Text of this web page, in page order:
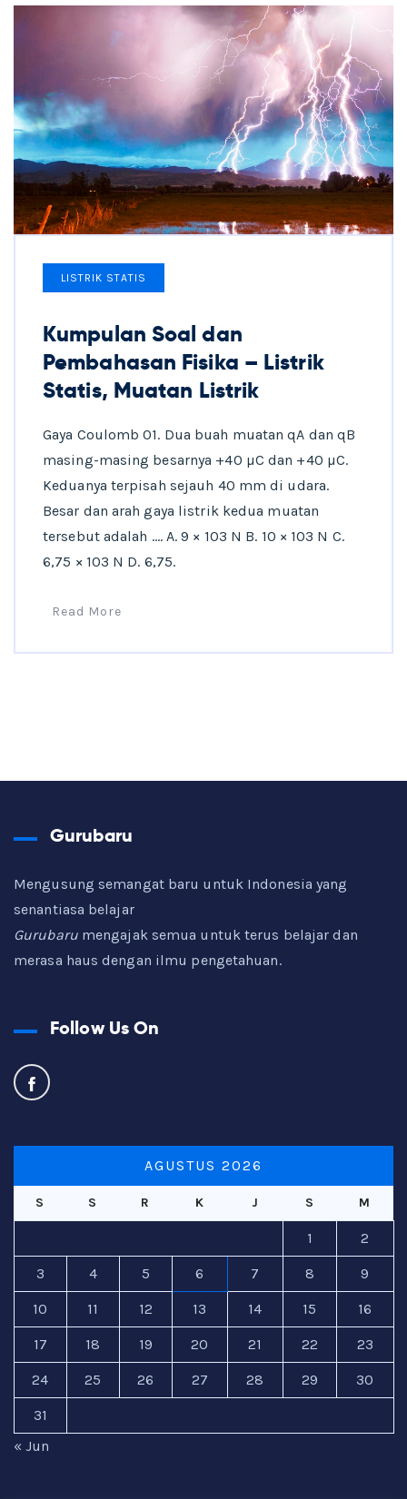
LISTRIK STATIS
Kumpulan Soal dan
Pembahasan Fisika – Listrik
Statis, Muatan Listrik
Gaya Coulomb 01. Dua buah muatan qA dan qB
masing-masing besarnya +40 µC dan +40 µC.
Keduanya terpisah sejauh 40 mm di udara.
Besar dan arah gaya listrik kedua muatan
tersebut adalah …. A. 9 × 103 N B. 10 × 103 N C.
6,75 × 103 N D. 6,75.
Read More
Gurubaru
Mengusung semangat baru untuk Indonesia yang
senantiasa belajar
Gurubarumengajak semua untuk terus belajar dan
merasa haus dengan ilmu pengetahuan.
Follow Us On
AGUSTUS 2026
S S R K J S M
1 2
3 4 5 6 7 8 9
10 11 12 13 14 15 16
17 18 19 20 21 22 23
24 25 26 27 28 29 30
31
« Jun